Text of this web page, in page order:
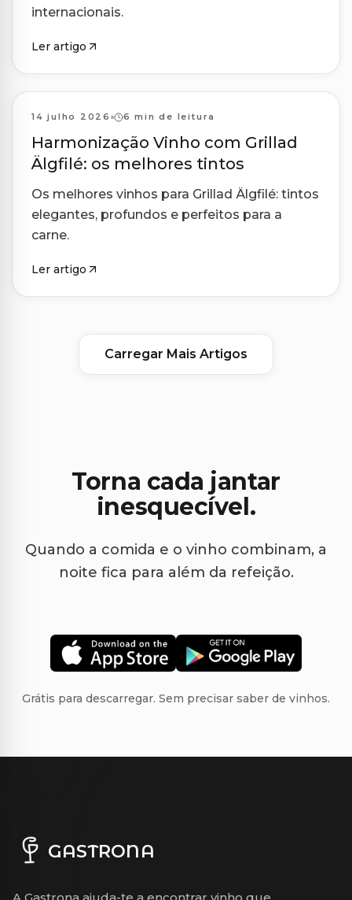
internacionais.
Ler artigo
Harmonizações
14 julho 2026 6 min de leitura
Harmonização Vinho com Grillad
Älgfilé: os melhores tintos
Os melhores vinhos para Grillad Älgfilé: tintos
elegantes, profundos e perfeitos para a
carne.
Ler artigo
Carregar Mais Artigos
Torna cada jantar
inesquecível.
Quando a comida e o vinho combinam, a
noite fica para além da refeição.
Grátis para descarregar. Sem precisar saber de vinhos.
GASTRONA